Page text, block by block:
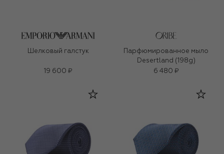
Шелковый галстук
19 600 ₽
Парфюмированное мыло
Desertland (198g)
6 480 ₽